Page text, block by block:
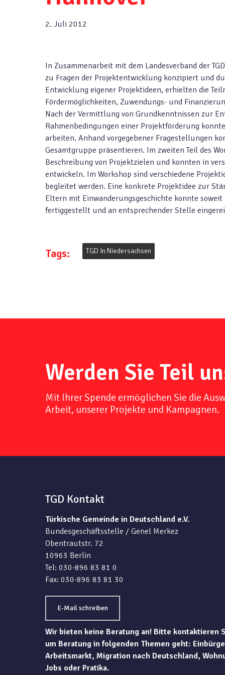
2. Juli 2012
In Zusammenarbeit mit dem Landesverband der
zu Fragen der Projektentwicklung konzipiert und
Entwicklung eigener Projektideen, erhielten die
Fördermöglichkeiten, Zuwendungs- und
Nach der Vermittlung von Grundkenntnissen zur
Rahmenbedingungen einer Projektförderung
arbeiten. Anhand vorgegebener Fragestellungen
Gesamtgruppe präsentieren. Im zweiten Teil des
Beschreibung von Projektzielen und konnten in
entwickeln. Im Workshop sind verschiedene
begleitet werden. Eine konkrete Projektidee zur
Eltern mit Einwanderungsgeschichte konnte
fertiggestellt und an entsprechender Stelle
Tags: TGD In Niedersachsen
Werden Sie Teil
Mit Ihrer Spende ermöglichen Sie die
Arbeit, unserer Projekte und Kampagnen.
TGD Kontakt
Türkische Gemeinde in Deutschland e.V.
Bundesgeschäftsstelle / Genel Merkez
Obentrautstr. 72
10963 Berlin
Tel: 030-896 83 81 0
Fax: 030-896 83 81 30
E-Mail schreiben
Wir bieten keine Beratung an! Bitte kontaktieren
um Beratung in folgenden Themen geht:
Arbeitsmarkt, Migration nach Deutschland,
Jobs oder Pratika.